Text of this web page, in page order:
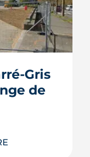
les
sous
et de
des
Gris
de